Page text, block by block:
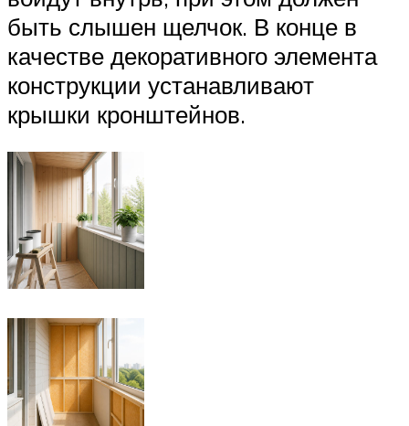
быть слышен щелчок. В конце в
качестве декоративного элемента
конструкции устанавливают
крышки кронштейнов.